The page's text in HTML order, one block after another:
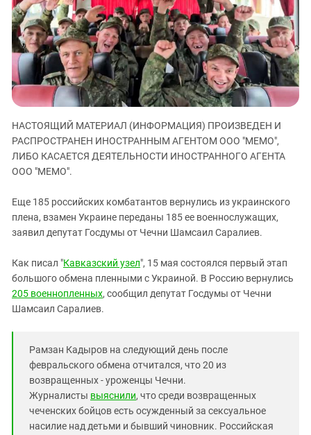
ЗАСТАВЛЯЕТ
КАВКАЗ ЗА ПАЛЕСТИНУ
ИНАКОМЫСЛИЕ В ЧЕЧНЕ
ПРЕСЛЕДОВАНИЕ АКТИВИСТОВ
МОБИЛИЗАЦИЯ И ПРОТЕСТЫ
Дагестан
Ингушетия
Кабардино-Балкария
Калмыкия
Карачаево-Черкесия
Краснодарский край
Нагорный Карабах
Российская Федерация
Северная Осетия - Алания
Чечня
Южная Осетия
Южный Кавказ
НАСТОЯЩИЙ МАТЕРИАЛ (ИНФОРМАЦИЯ) ПРОИЗВЕДЕН И
РАСПРОСТРАНЕН ИНОСТРАННЫМ АГЕНТОМ ООО "МЕМО",
ЛИБО КАСАЕТСЯ ДЕЯТЕЛЬНОСТИ ИНОСТРАННОГО АГЕНТА
ООО "МЕМО".
Еще 185 российских комбатантов вернулись из украинского
плена, взамен Украине переданы 185 ее военнослужащих,
заявил депутат Госдумы от Чечни Шамсаил Саралиев.
Как писал "Кавказский узел", 15 мая состоялся первый этап
большого обмена пленными с Украиной. В Россию вернулись
205 военнопленных, сообщил депутат Госдумы от Чечни
Шамсаил Саралиев.
Рамзан Кадыров на следующий день после
февральского обмена отчитался, что 20 из
возвращенных - уроженцы Чечни.
Журналисты выяснили, что среди возвращенных
чеченских бойцов есть осужденный за сексуальное
насилие над детьми и бывший чиновник. Российская